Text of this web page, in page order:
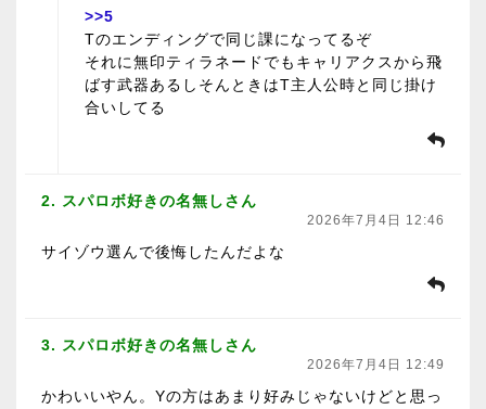
>>5
Tのエンディングで同じ課になってるぞ
それに無印ティラネードでもキャリアクスから飛
ばす武器あるしそんときはT主人公時と同じ掛け
合いしてる
2. スパロボ好きの名無しさん
2026年7月4日 12:46
サイゾウ選んで後悔したんだよな
3. スパロボ好きの名無しさん
2026年7月4日 12:49
かわいいやん。Yの方はあまり好みじゃないけどと思っ